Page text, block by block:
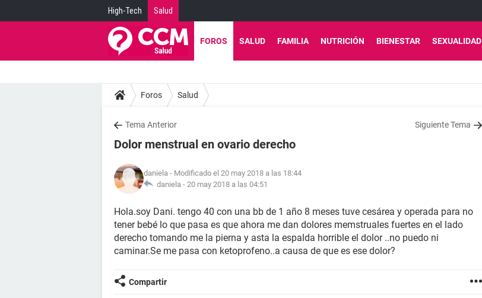
High-Tech Salud
FOROS SALUD FAMILIA NUTRICIÓN BIENESTAR SEXUALIDAD
Foros Salud
Tema Anterior Siguiente Tema
Dolor menstrual en ovario derecho
daniela - Modificado el 20 may 2018 a las 18:44
daniela - 20 may 2018 a las 04:51
Hola.soy Dani. tengo 40 con una bb de 1 año 8 meses tuve cesárea y operada para no
tener bebé lo que pasa es que ahora me dan dolores memstruales fuertes en el lado
derecho tomando me la pierna y asta la espalda horrible el dolor ..no puedo ni
caminar.Se me pasa con ketoprofeno..a causa de que es ese dolor?
Compartir